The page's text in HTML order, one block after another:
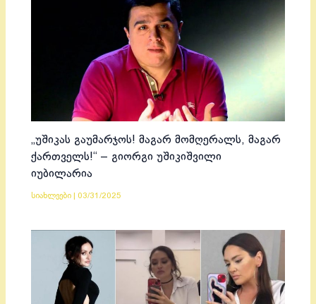
„უშიკას გაუმარჯოს! მაგარ მომღერალს, მაგარ
ქართველს!“ – გიორგი უშიკიშვილი
იუბილარია
სიახლეები 03/31/2025